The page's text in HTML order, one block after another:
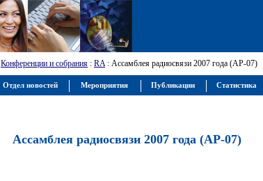
Конференции и собрания : RA: Ассамблея радиосвязи 2007 года (АР-07)
Ассамблея радиосвязи 2007 года (АР-07)
Отдел новостей Мероприятия Публикации Статистика